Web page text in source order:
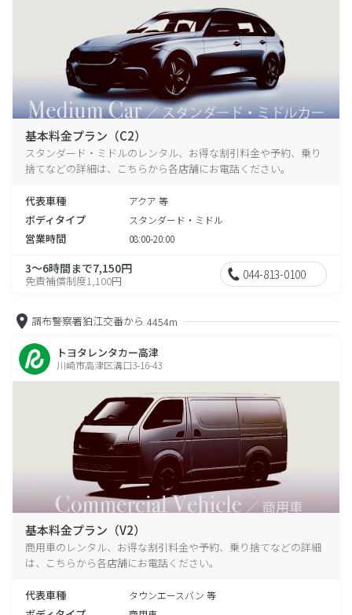
基本料金プラン（C2）
スタンダード・ミドルのレンタル、お得な割引料金や予約、乗り
捨てなどの詳細は、こちらから各店舗にお電話ください。
代表車種 アクア 等
ボディタイプ スタンダード・ミドル
営業時間 08:00-20:00
3～6時間まで7,150円
免責補償制度1,100円 044-813-0100
調布警察署狛江交番から 4454m
トヨタレンタカー高津
川崎市高津区溝口3-16-43
基本料金プラン（V2）
商用車のレンタル、お得な割引料金や予約、乗り捨てなどの詳細
は、こちらから各店舗にお電話ください。
代表車種 タウンエースバン 等